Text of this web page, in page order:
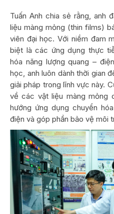
Tuấn Anh chia sẻ rằng, anh
liệu màng mỏng (thin films)
viên đại học. Với niềm đam
biệt là các ứng dụng thực
hóa năng lượng quang –
học, anh luôn dành thời gian
giải pháp trong lĩnh vực này.
về các vật liệu màng mỏng
hướng ứng dụng chuyển
điện và góp phần bảo vệ môi